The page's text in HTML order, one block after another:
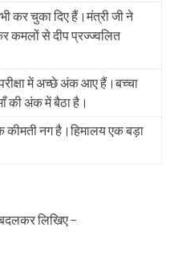
कर चुका दिए हैं।मंत्री जी ने
कमलों से दीप प्रज्ज्वलित
में अच्छे अंक आए हैं।बच्चा
की अंक में बैठा है।
कीमती नग है।हिमालय एक बड़ा
लिखिए −